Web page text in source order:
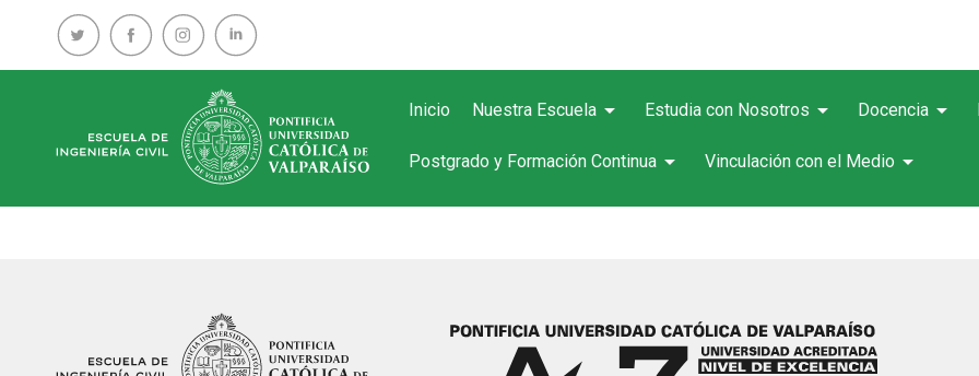
Inicio Nuestra Escuela arrow_drop_down Estudia con Nosotros arrow_drop_down Docencia arrow_drop_down
Postgrado y Formación Continua arrow_drop_down Vinculación con el Medio arrow_drop_down